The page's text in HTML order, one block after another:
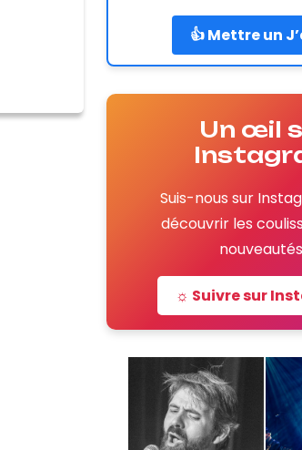
👍 Mettre un
Un œil
Suis-nous sur
découvrir les
☼ Suivre sur